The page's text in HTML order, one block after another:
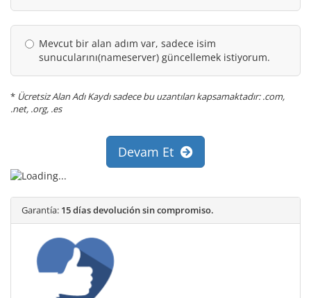
Mevcut bir alan adım var, sadece isim
sunucularını(nameserver) güncellemek istiyorum.
* Ücretsiz Alan Adı Kaydı sadece bu uzantıları kapsamaktadır: .com,
.net, .org, .es
Devam Et
Garantía: 15 días devolución sin compromiso.